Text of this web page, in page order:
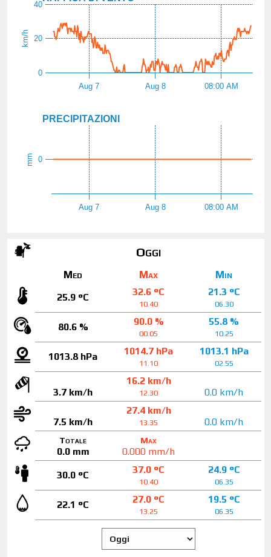
km/h
Aug 7 Aug 8 08:00 AM
0
20
40
mm
PRECIPITAZIONI
Aug 7 Aug 8 08:00 AM
0
Oggi
Med Max Min
25.9 °C 32.6 °C
10.40
21.3 °C
06.30
80.6 % 90.0 %
00.05
55.8 %
10.25
1013.8 hPa 1014.7 hPa
11.10
1013.1 hPa
02.55
3.7 km/h
16.2 km/h
12.30 0.0 km/h
7.5 km/h
27.4 km/h
13.35 0.0 km/h
Totale
0.0 mm
Max
0.000 mm/h
30.0 °C 37.0 °C
10.40
24.9 °C
06.35
22.1 °C 27.0 °C
13.25
19.5 °C
06.35